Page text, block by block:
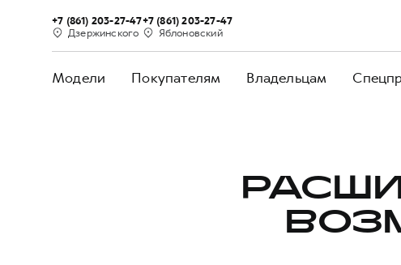
+7 (861) 203-27-47
Дзержинского
+7 (861) 203-27-47
Яблоновский
Модели Покупателям Владельцам